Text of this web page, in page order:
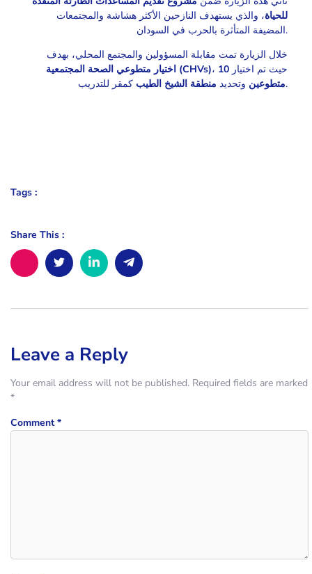
للحياة، والذي يستهدف النازحين الأكثر هشاشة والمجتمعات
المضيفة المتأثرة بالحرب في السودان.
خلال الزيارة تمت مقابلة المسؤولين والمجتمع المحلي، بهدف
اختيار متطوعي الصحة المجتمعية (CHVs)
، حيث تم اختيار 10
متطوعين وتحديد منطقة الشيخ الطيب كمقر للتدريب.
Tags :
Share This :
Leave a Reply
Your email address will not be published. Required fields are marked
*
Comment*